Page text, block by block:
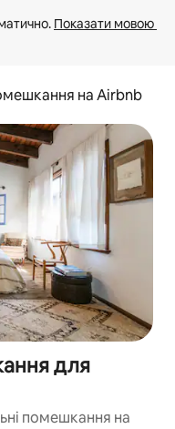
Показати мовою
на Airbnb
для
помешкання на